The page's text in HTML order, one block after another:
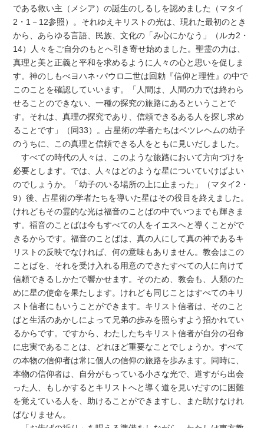
である救い主（メシア）の誕生のしるしを認めました（マタイ
2・1－12参照）。それゆえキリストの光は、現れた最初のとき
から、あらゆる言語、民族、文化の「み心にかなう」（ルカ2・
14）人々をご自分のもとへ引き寄せ始めました。聖霊の力は、
真理と美と正義と平和を求めるように人々の心と思いを促しま
す。神のしもべヨハネ･パウロ二世は回勅『信仰と理性』の中で
このことを確認していいます。「人間は、人間の力では終わら
せることのできない、一種の探究の旅路にあるということで
す。それは、真理の探究であり、信頼できるある人を探し求め
ることです」（同33）。占星術の学者たちはベツレヘムの幼子
のうちに、この真理と信頼できる人をともに見いだしました。
すべての時代の人々は、このような旅路において方向づけを
必要とします。では、人々はどのような星についていけばよい
のでしょうか。「幼子のいる場所の上に止まった」（マタイ2・
9）後、占星術の学者たちを導いた星はその役目を終えました。
けれどもその霊的な光は福音のことばの中でいつまでも輝きま
す。福音のことばは今もすべての人をイエスへと導くことがで
きるからです。福音のことばは、真の人にして真の神であるキ
リストの反映でなければ、何の意味もありません。教会はこの
ことばを、それを受け入れる用意のできたすべての人に向けて
信頼できるしかたで響かせます。そのため、教会も、人類のた
めに星の使命を果たします。けれども同じことはすべてのキリ
スト信者にもいうことができます。キリスト信者は、そのこと
ばと生活のあかしによって兄弟の歩みを照らすよう招かれてい
るからです。ですから、わたしたちキリスト信者が自分の召命
に忠実であることは、どれほど重要なことでしょうか。すべて
の本物の信仰者は常に個人の信仰の旅路を歩みます。同時に、
本物の信仰者は、自分がもっている小さな光で、道すがら出会
った人、もしかするとキリストへと導く道を見いだすのに困難
を覚えている人を、助けることができますし、また助けなけれ
ばなりません。